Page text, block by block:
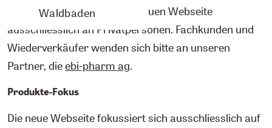
Waldbaden
Wir verkaufen auf unserer neuen Webseite
ausschliesslich an Privatpersonen. Fachkunden und
Wiederverkäufer wenden sich bitte an unseren
Partner, dieebi-pharm ag.
Produkte-Fokus
Die neue Webseite fokussiert sich ausschliesslich auf